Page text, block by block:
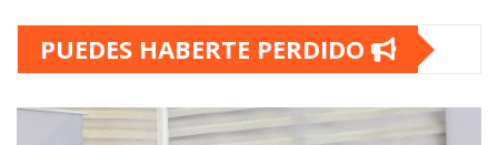
PUEDES HABERTE PERDIDO